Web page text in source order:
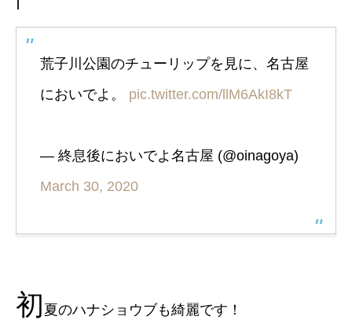
荒子川公園のチューリップを見に、名古屋
においでよ。 pic.twitter.com/llM6AkI8kT
— 終息後においでよ名古屋 (@oinagoya)
March 30, 2020
初 夏のハナショウブも綺麗です！